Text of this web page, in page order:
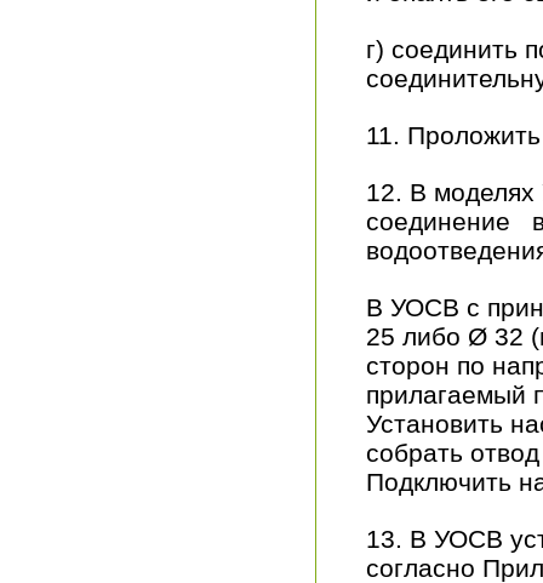
г) соединить
11.
12. В
соединение
В УОСВ с
25 либо Ø 32
сторон по
прилагаемый
Установить
собрать
Подключить
13. В УОСВ
согласно